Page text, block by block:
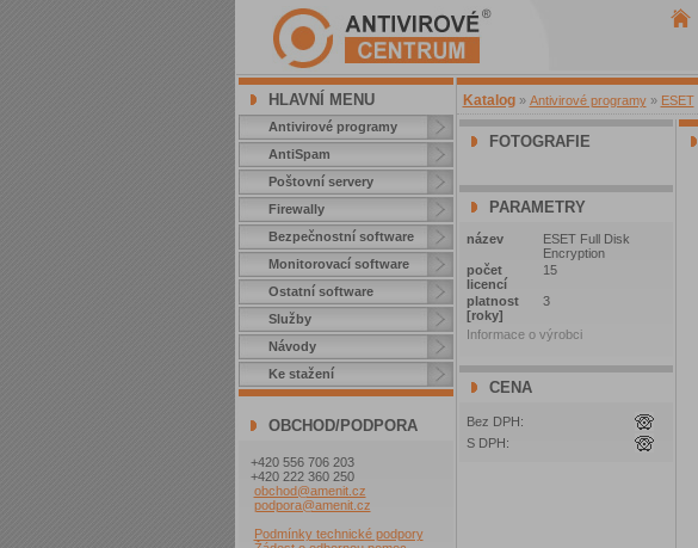
HLAVNÍ MENU
Antivirové programy
AntiSpam
Poštovní servery
Firewally
Bezpečnostní software
Monitorovací software
Ostatní software
Služby
Návody
Ke stažení
OBCHOD/PODPORA
+420 556 706 203
+420 222 360 250
obchod@amenit.cz
podpora@amenit.cz
Podmínky technické podpory
Katalog » Antivirové programy » ESET
FOTOGRAFIE
PARAMETRY
název
ESET Full Disk
Encryption
počet
licencí
15
platnost
[roky]
3
Informace o výrobci
CENA
Bez DPH:
S DPH: